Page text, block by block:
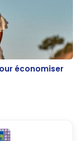
économiser et
économiser